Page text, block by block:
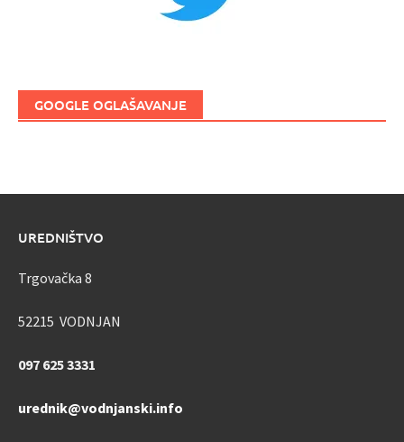
GOOGLE OGLAŠAVANJE
UREDNIŠTVO
Trgovačka 8
52215 VODNJAN
097 625 3331
urednik@vodnjanski.info